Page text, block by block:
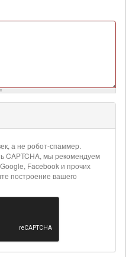
а не робот-спаммер.
CAPTCHA, мы рекомендуем
Facebook и прочих
построение вашего